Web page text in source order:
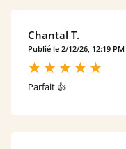
Chantal T.
Publié le 2/12/26, 12:19 PM
Parfait 👍